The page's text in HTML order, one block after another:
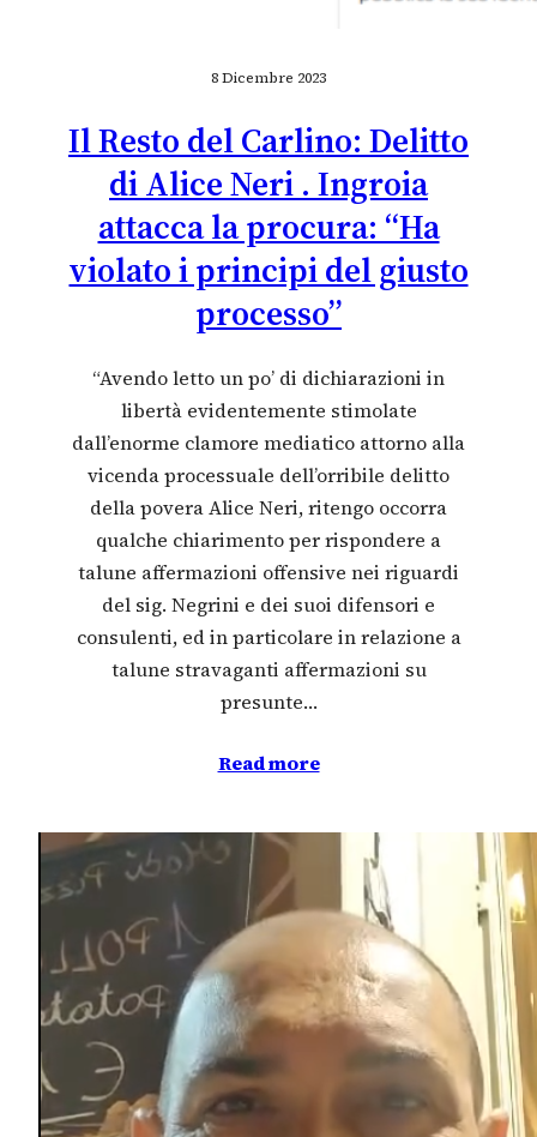
8 Dicembre 2023
Il Resto del Carlino: Delitto
di Alice Neri . Ingroia
attacca la procura: “Ha
violato i principi del giusto
processo”
“Avendo letto un po’ di dichiarazioni in
libertà evidentemente stimolate
dall’enorme clamore mediatico attorno alla
vicenda processuale dell’orribile delitto
della povera Alice Neri, ritengo occorra
qualche chiarimento per rispondere a
talune affermazioni offensive nei riguardi
del sig. Negrini e dei suoi difensori e
consulenti, ed in particolare in relazione a
talune stravaganti affermazioni su
presunte…
Read more